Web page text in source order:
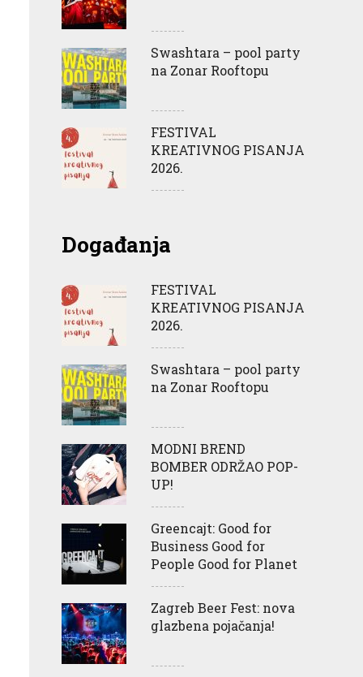
Swashtara – pool party
na Zonar Rooftopu
FESTIVAL
KREATIVNOG PISANJA
2026.
Događanja
FESTIVAL
KREATIVNOG PISANJA
2026.
Swashtara – pool party
na Zonar Rooftopu
MODNI BREND
BOMBER ODRŽAO POP-
UP!
Greencajt: Good for
Business Good for
People Good for Planet
Zagreb Beer Fest: nova
glazbena pojačanja!